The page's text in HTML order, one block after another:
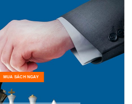
MUA SÁCH NGAY